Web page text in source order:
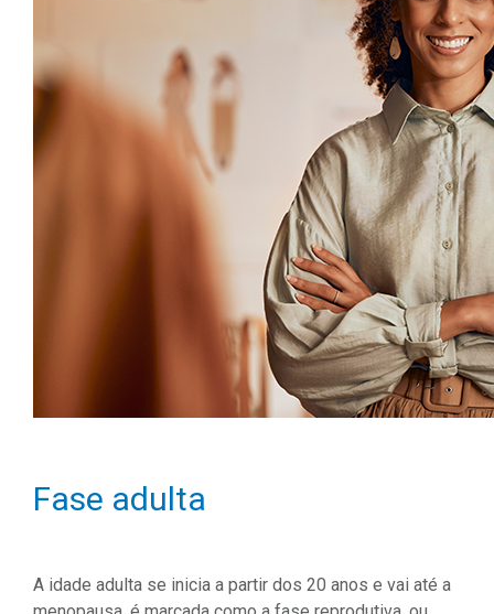
Fase adulta
A idade adulta se inicia a partir dos 20 anos e vai até a